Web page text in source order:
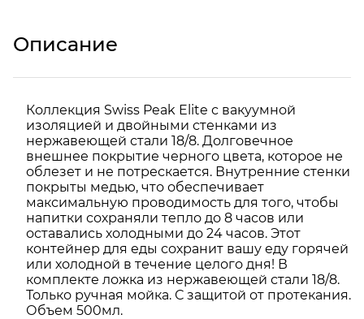
Описание
Коллекция Swiss Peak Elite с вакуумной
изоляцией и двойными стенками из
нержавеющей стали 18/8. Долговечное
внешнее покрытие черного цвета, которое не
облезет и не потрескается. Внутренние стенки
покрыты медью, что обеспечивает
максимальную проводимость для того, чтобы
напитки сохраняли тепло до 8 часов или
оставались холодными до 24 часов. Этот
контейнер для еды сохранит вашу еду горячей
или холодной в течение целого дня! В
комплекте ложка из нержавеющей стали 18/8.
Только ручная мойка. С защитой от протекания.
Объем 500мл.